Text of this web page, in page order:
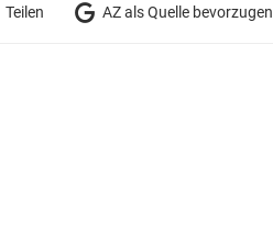
Teilen AZ als Quelle bevorzugen